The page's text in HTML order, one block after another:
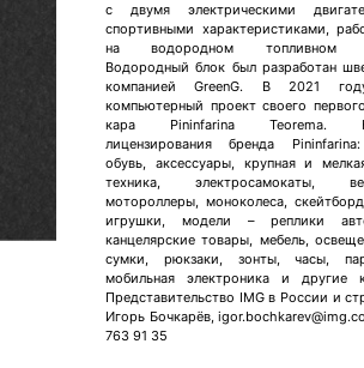
с двумя электрическими
спортивными характеристиками,
на водородном топливном
Водородный блок был разработан
компанией GreenG. В 2021
компьютерный проект своего
кара Pininfarina Teorema.
лицензирования бренда
обувь, аксессуары, крупная и
техника, электросамокаты,
мотороллеры, моноколеса,
игрушки, модели – реплики
канцелярские товары, мебель,
сумки, рюкзаки, зонты, часы,
мобильная электроника и другие
Представительство IMG в России и
Игорь Бочкарёв,
763 91 35